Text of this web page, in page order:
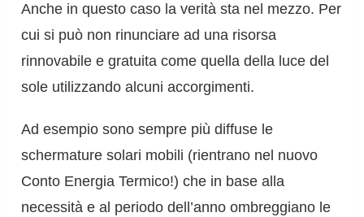
Anche in questo caso la verità sta nel mezzo. Per
cui si può non rinunciare ad una risorsa
rinnovabile e gratuita come quella della luce del
sole utilizzando alcuni accorgimenti.
Ad esempio sono sempre più diffuse le
schermature solari mobili (rientrano nel nuovo
Conto Energia Termico!) che in base alla
necessità e al periodo dell’anno ombreggiano le